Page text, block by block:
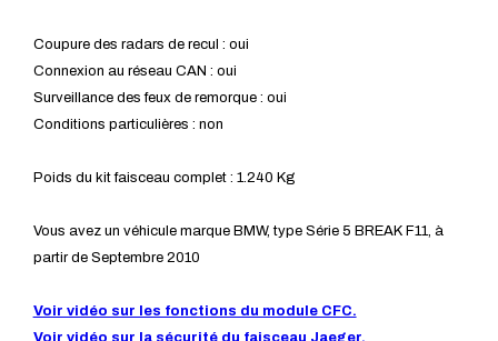
Coupure des radars de recul : oui
Connexion au réseau CAN : oui
Surveillance des feux de remorque : oui
Conditions particulières : non
Poids du kit faisceau complet : 1.240 Kg
Vous avez un véhicule marque BMW, type Série 5 BREAK F11, à
partir de Septembre 2010
Voir vidéo sur les fonctions du module CFC.
Voir vidéo sur la sécurité du faisceau Jaeger.